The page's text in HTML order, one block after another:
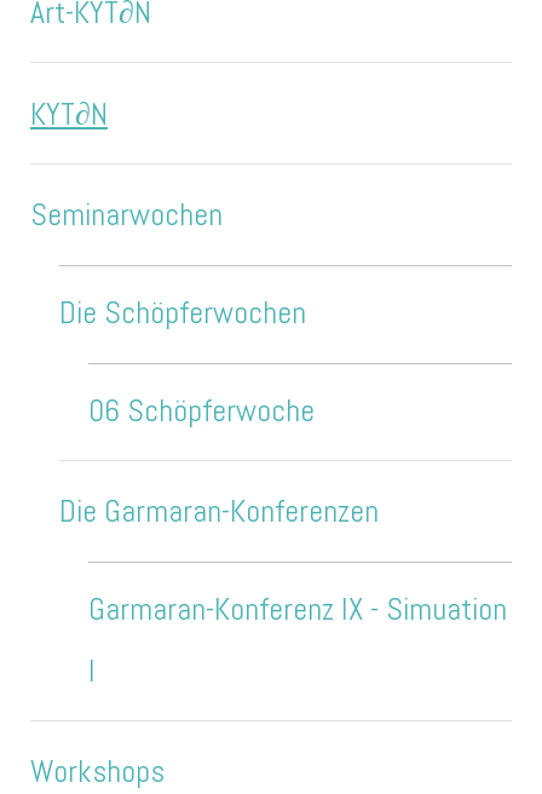
Art-KYT∂N
KYT∂N
Seminarwochen
Die Schöpferwochen
06 Schöpferwoche
Die Garmaran-Konferenzen
Garmaran-Konferenz IX - Simuation
I
Workshops